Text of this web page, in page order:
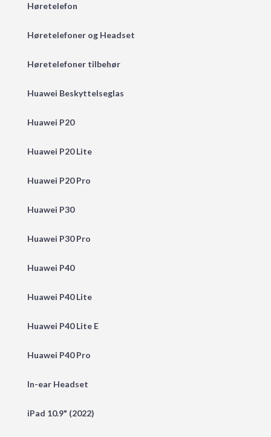
Høretelefon
Høretelefoner og Headset
Høretelefoner tilbehør
Huawei Beskyttelseglas
Huawei P20
Huawei P20 Lite
Huawei P20 Pro
Huawei P30
Huawei P30 Pro
Huawei P40
Huawei P40 Lite
Huawei P40 Lite E
Huawei P40 Pro
In-ear Headset
iPad 10.9" (2022)